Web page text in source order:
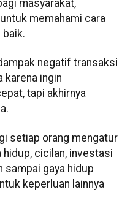
masyarakat,
memahami cara
baik.
negatif transaksi
karena ingin
tapi akhirnya
setiap orang mengatur
hidup, cicilan, investasi
sampai gaya hidup
keperluan lainnya